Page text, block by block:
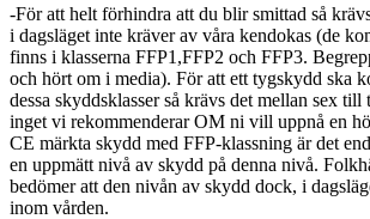
-För att helt förhindra att du blir smittad så
i dagsläget inte kräver av våra kendokas (de
finns i klasserna FFP1,FFP2 och FFP3.
och hört om i media). För att ett tygskydd ska
dessa skyddsklasser så krävs det mellan sex
inget vi rekommenderar OM ni vill uppnå en
CE märkta skydd med FFP-klassning är det
en uppmätt nivå av skydd på denna nivå.
bedömer att den nivån av skydd dock, i
inom vården.